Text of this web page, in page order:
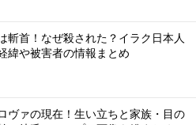
斬首！なぜ殺された？イラク日本人
緯や被害者の情報まとめ
ヴァの現在！生い立ちと家族・目の